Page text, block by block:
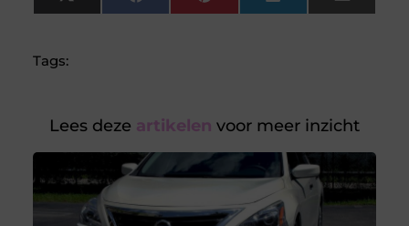
(Twitter)
Tags:
Lees deze artikelen voor meer inzicht